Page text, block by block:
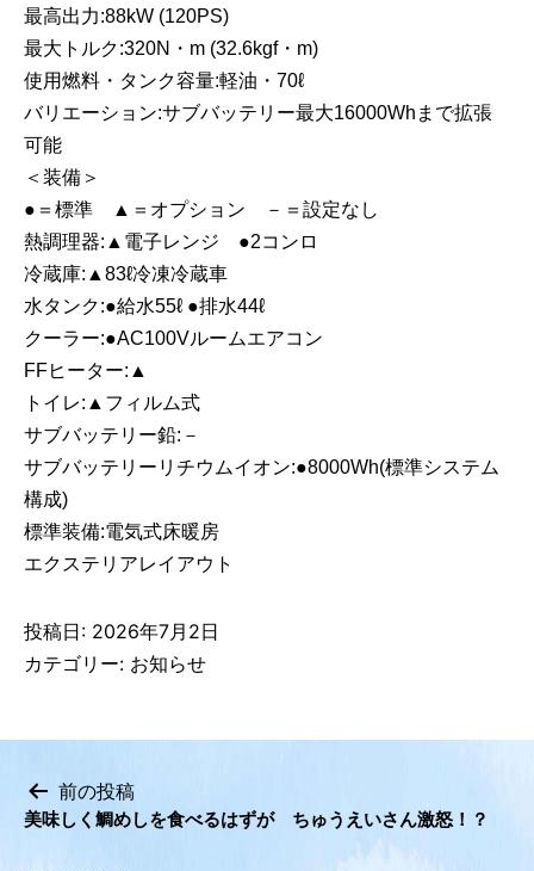
最高出力:88kW (120PS)
最大トルク:320N・m (32.6kgf・m)
使用燃料・タンク容量:軽油・70ℓ
バリエーション:サブバッテリー最大16000Whまで拡張
可能
＜装備＞
●＝標準 ▲＝オプション －＝設定なし
熱調理器:▲電子レンジ ●2コンロ
冷蔵庫:▲83ℓ冷凍冷蔵車
水タンク:●給水55ℓ ●排水44ℓ
クーラー:●AC100Vルームエアコン
FFヒーター:▲
トイレ:▲フィルム式
サブバッテリー鉛:－
サブバッテリーリチウムイオン:●8000Wh(標準システム
構成)
標準装備:電気式床暖房
エクステリアレイアウト
投稿日: 2026年7月2日
カテゴリー: お知らせ
投
前の投稿
美味しく鯛めしを食べるはずが ちゅうえいさん激怒！？